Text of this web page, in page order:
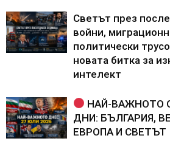
Светът през
войни,
политически
новата битка за
интелект
НАЙ-ВАЖНОТО
ДНИ: БЪЛГАРИЯ,
ЕВРОПА И СВЕТЪТ